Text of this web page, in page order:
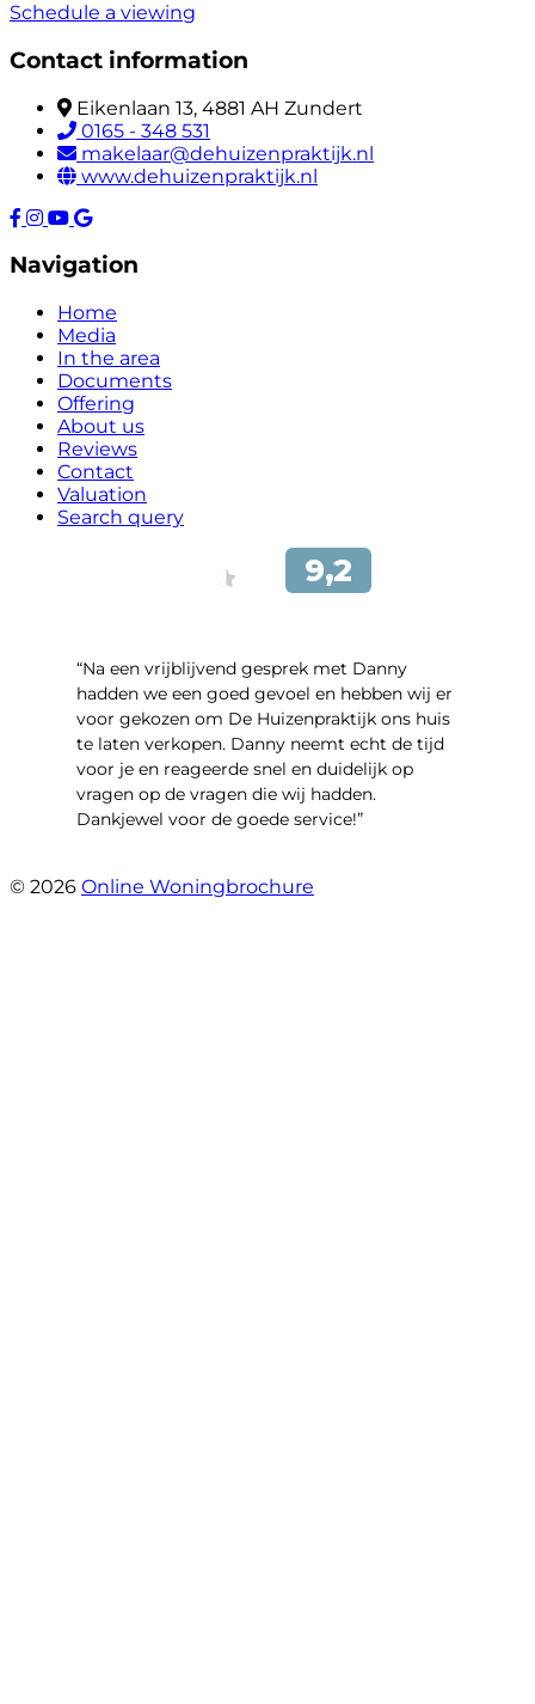
Schedule a viewing
Contact information
Eikenlaan 13, 4881 AH Zundert
0165 - 348 531
makelaar@dehuizenpraktijk.nl
www.dehuizenpraktijk.nl
Navigation
Home
Media
In the area
Documents
Offering
About us
Reviews
Contact
Valuation
Search query
“Na een vrijblijvend gesprek met Danny
hadden we een goed gevoel en hebben wij er
voor gekozen om De Huizenpraktijk ons huis
te laten verkopen. Danny neemt echt de tijd
voor je en reageerde snel en duidelijk op
vragen op de vragen die wij hadden.
Dankjewel voor de goede service!”
© 2026 Online Woningbrochure